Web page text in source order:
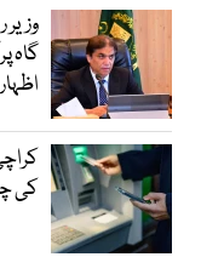
گاہ
کی